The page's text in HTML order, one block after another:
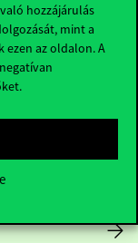
hozzájárulás
mint a
ezen az oldalon. A